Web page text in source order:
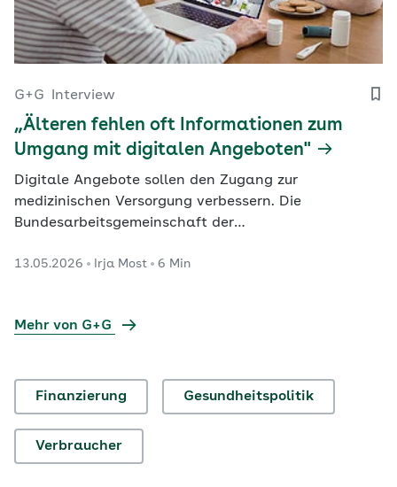
G+G Interview
„Älteren fehlen oft Informationen zum
Umgang mit digitalen Angeboten"
Digitale Angebote sollen den Zugang zur
medizinischen Versorgung verbessern. Die
Bundesarbeitsgemeinschaft der
Initiative Digitalpakt Alter dafür ein, ältere
wurde unlängst von der Bundesregierung verlängert.
13.05.2026 Irja Most 6 Min
Mehr von G+G
Finanzierung Gesundheitspolitik
Verbraucher